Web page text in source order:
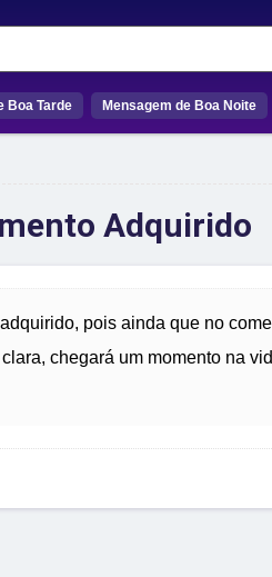
Boa Tarde Mensagem de Boa Noite
Adquirido
pois ainda que no
chegará um momento na